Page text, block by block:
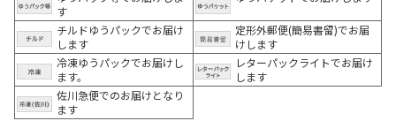
す
チルドゆうパックでお届け
します
定形外郵便(簡易書留)でお届
けします
冷凍ゆうパックでお届けし
ます。
レターパックライトでお届け
します
佐川急便でのお届けとなり
ます